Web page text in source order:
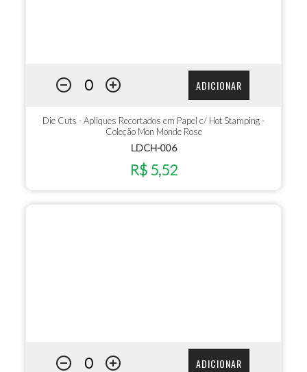
ADICIONAR
Die Cuts - Apliques Recortados em Papel c/ Hot Stamping -
Coleção Mon Monde Rose
LDCH-006
R$ 5,52
ADICIONAR